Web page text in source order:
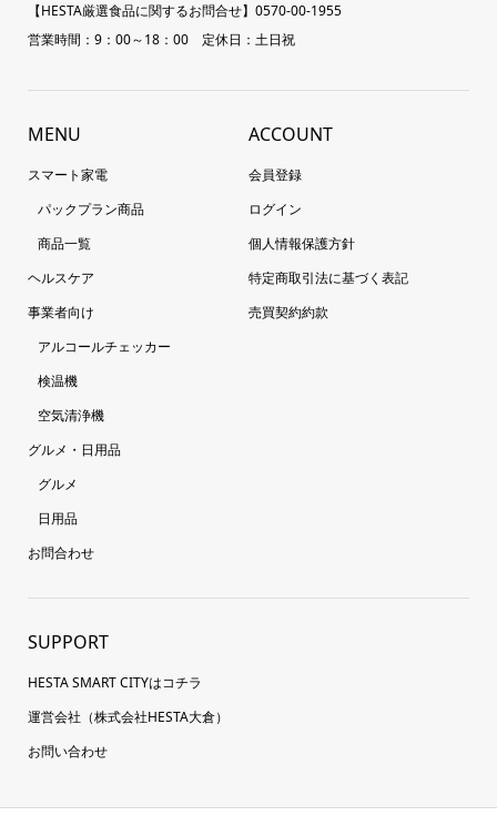
【HESTA厳選食品に関するお問合せ】0570-00-1955
営業時間：9：00～18：00 定休日：土日祝
MENU
スマート家電
パックプラン商品
商品一覧
ヘルスケア
事業者向け
アルコールチェッカー
検温機
空気清浄機
グルメ・日用品
グルメ
日用品
お問合わせ
ACCOUNT
会員登録
ログイン
個人情報保護方針
特定商取引法に基づく表記
売買契約約款
SUPPORT
HESTA SMART CITYはコチラ
運営会社（株式会社HESTA大倉）
お問い合わせ